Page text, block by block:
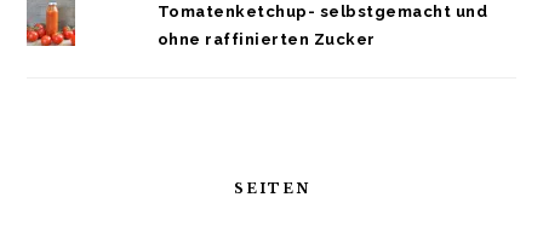
Tomatenketchup- selbstgemacht und
ohne raffinierten Zucker
SEITEN